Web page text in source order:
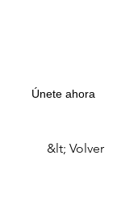
Únete ahora
&lt; Volver